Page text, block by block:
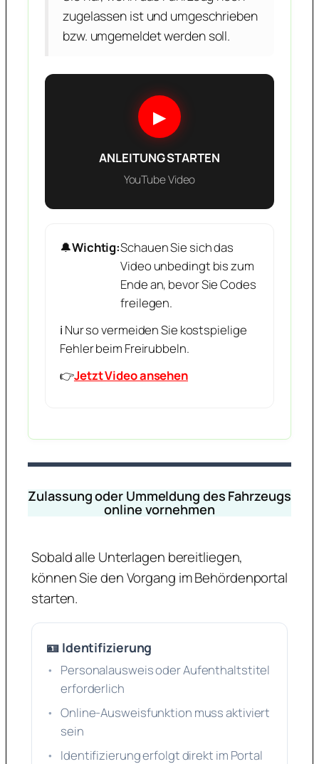
zugelassen ist und umgeschrieben
bzw. umgemeldet werden soll.
▶
ANLEITUNG STARTEN
YouTube Video
🔔Wichtig:Schauen Sie sich das
Video unbedingt bis zum
Ende an, bevor Sie Codes
freilegen.
ℹ️ Nur so vermeiden Sie kostspielige
Fehler beim Freirubbeln.
👉Jetzt Video ansehen
Zulassung oder Ummeldung des Fahrzeugs
online vornehmen
Sobald alle Unterlagen bereitliegen,
können Sie den Vorgang im Behördenportal
starten.
🪪 Identifizierung
Personalausweis oder Aufenthaltstitel
erforderlich
Online-Ausweisfunktion muss aktiviert
sein
Identifizierung erfolgt direkt im Portal